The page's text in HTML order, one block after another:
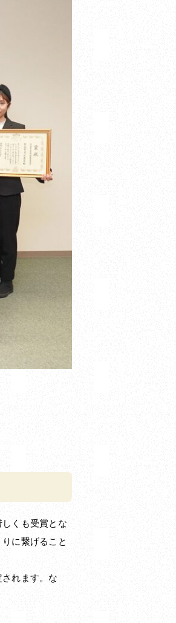
くも受賞とな
に繋げること
れます。な